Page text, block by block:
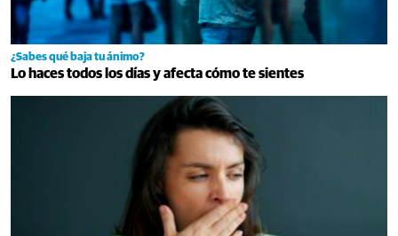
¿Sabes qué baja tu ánimo?
Lo haces todos los días y afecta cómo te sientes